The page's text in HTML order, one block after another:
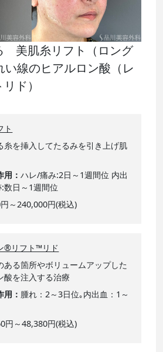
美肌糸リフト（ロング
い線のヒアルロン酸（レ
ド）
ト
糸を挿入してたるみを引き上げ肌
用
ハレ/痛み:2日～1週間位 内出
数日～1週間位
～240,000円(税込)
®リフト™リド
ある箇所やボリュームアップした
酸を注入する治療
用
腫れ：2～3日位｡内出血：1～
円～48,380円(税込)